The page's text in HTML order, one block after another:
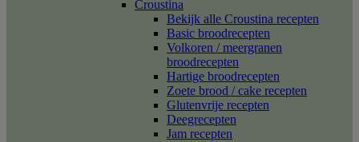
Croustina
Bekijk alle Croustina recepten
Basic broodrecepten
Volkoren / meergranen
broodrecepten
Hartige broodrecepten
Zoete brood / cake recepten
Glutenvrije recepten
Deegrecepten
Jam recepten